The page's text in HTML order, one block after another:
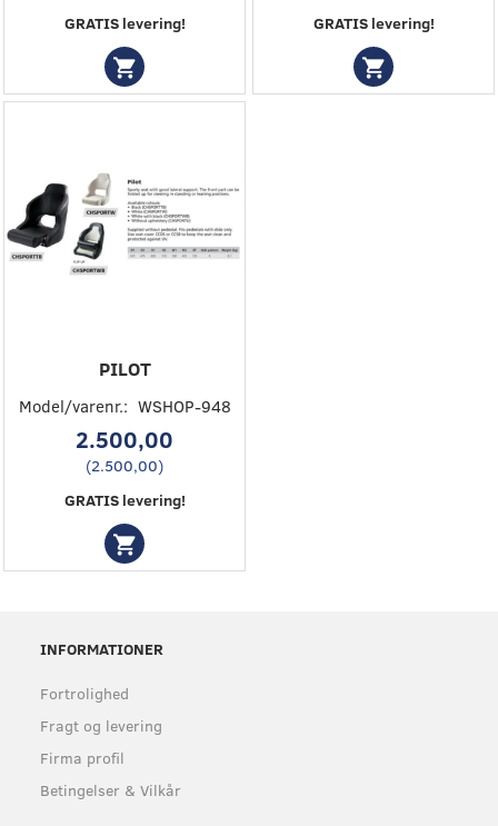
GRATIS levering!
GRATIS levering!
PILOT
Model/varenr.: WSHOP-948
2.500,00
(2.500,00)
GRATIS levering!
INFORMATIONER
Fortrolighed
Fragt og levering
Firma profil
Betingelser & Vilkår